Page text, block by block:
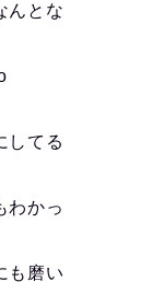
んとな
してる
わかっ
も磨い